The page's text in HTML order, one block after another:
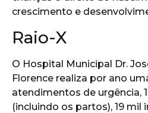
crescimento e
Raio-X
O Hospital Municipal Dr.
Florence realiza por ano
atendimentos de urgência,
(incluindo os partos), 19 mil